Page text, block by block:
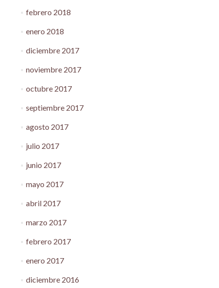
febrero 2018
enero 2018
diciembre 2017
noviembre 2017
octubre 2017
septiembre 2017
agosto 2017
julio 2017
junio 2017
mayo 2017
abril 2017
marzo 2017
febrero 2017
enero 2017
diciembre 2016